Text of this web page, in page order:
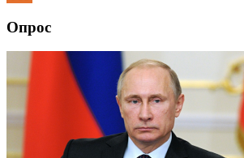
Опрос